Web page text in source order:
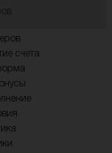
счета